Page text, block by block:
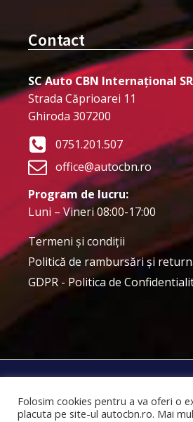
Contact
SC Auto CBN Internațional
Strada Căprioarei 11
Ghiroda 307200
0751.201.507
office@autocbn.ro
Program de lucru:
Luni – Vineri 08:00-17:00
Termeni şi condiţii
Politică de rambursări și
GDPR - Politica de
SC Auto CBN Internațional
Folosim cookies pentru a va oferi o
placuta pe site-ul autocbn.ro. Mai